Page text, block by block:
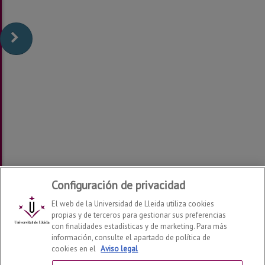
Departamento de Economía y Empresa
Configuración de privacidad
El web de la Universidad de Lleida utiliza cookies
propias y de terceros para gestionar sus preferencias
con finalidades estadísticas y de marketing. Para más
información, consulte el apartado de política de
cookies en el Aviso legal